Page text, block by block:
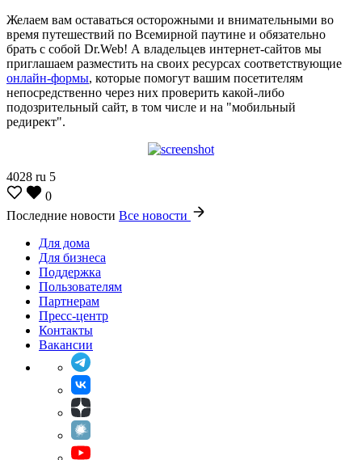
Желаем вам оставаться осторожными и внимательными во
время путешествий по Всемирной паутине и обязательно
брать с собой Dr.Web! А владельцев интернет-сайтов мы
приглашаем разместить на своих ресурсах соответствующие
онлайн-формы, которые помогут вашим посетителям
непосредственно через них проверить какой-либо
подозрительный сайт, в том числе и на "мобильный
редирект".
4028 ru 5
0
Последние новости Все новости
Для дома
Для бизнеса
Поддержка
Пользователям
Партнерам
Пресс-центр
Контакты
Вакансии